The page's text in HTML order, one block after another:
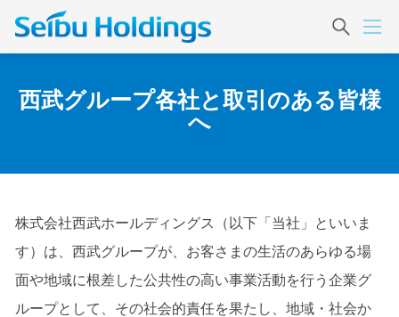
西武グループ各社と取引のある皆様
へ
株式会社西武ホールディングス（以下「当社」といいま
す）は、西武グループが、お客さまの生活のあらゆる場
面や地域に根差した公共性の高い事業活動を行う企業グ
ループとして、その社会的責任を果たし、地域・社会か